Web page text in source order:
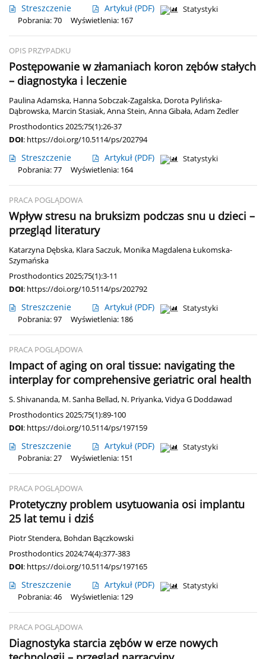
Streszczenie Artykuł (PDF)
Statystyki
Pobrania: 70
Wyświetlenia: 167
OPIS PRZYPADKU
Postępowanie w złamaniach koron zębów stałych
– diagnostyka i leczenie
Paulina Adamska, Hanna Sobczak-Zagalska, Dorota Pylińska-
Dąbrowska, Marcin Stasiak,Anna Stein,Anna Gibała,Adam Zedler
Prosthodontics 2025;75(1):26-37
DOI: https://doi.org/10.5114/ps/202794
Streszczenie Artykuł (PDF)
Statystyki
Pobrania: 77
Wyświetlenia: 164
PRACA POGLĄDOWA
Wpływ stresu na bruksizm podczas snu u dzieci –
przegląd literatury
Katarzyna Dębska, Klara Saczuk, Monika Magdalena Łukomska-
Szymańska
Prosthodontics 2025;75(1):3-11
DOI: https://doi.org/10.5114/ps/202792
Streszczenie Artykuł (PDF)
Statystyki
Pobrania: 97
Wyświetlenia: 186
PRACA POGLĄDOWA
Impact of aging on oral tissue: navigating the
interplay for comprehensive geriatric oral health
S. Shivananda, M. Sanha Bellad, N. Priyanka,Vidya G Doddawad
Prosthodontics 2025;75(1):89-100
DOI: https://doi.org/10.5114/ps/197159
Streszczenie Artykuł (PDF)
Statystyki
Pobrania: 27
Wyświetlenia: 151
PRACA POGLĄDOWA
Protetyczny problem usytuowania osi implantu
25 lat temu i dziś
Piotr Stendera, Bohdan Bączkowski
Prosthodontics 2024;74(4):377-383
DOI: https://doi.org/10.5114/ps/197165
Streszczenie Artykuł (PDF)
Statystyki
Pobrania: 46
Wyświetlenia: 129
PRACA POGLĄDOWA
Diagnostyka starcia zębów w erze nowych